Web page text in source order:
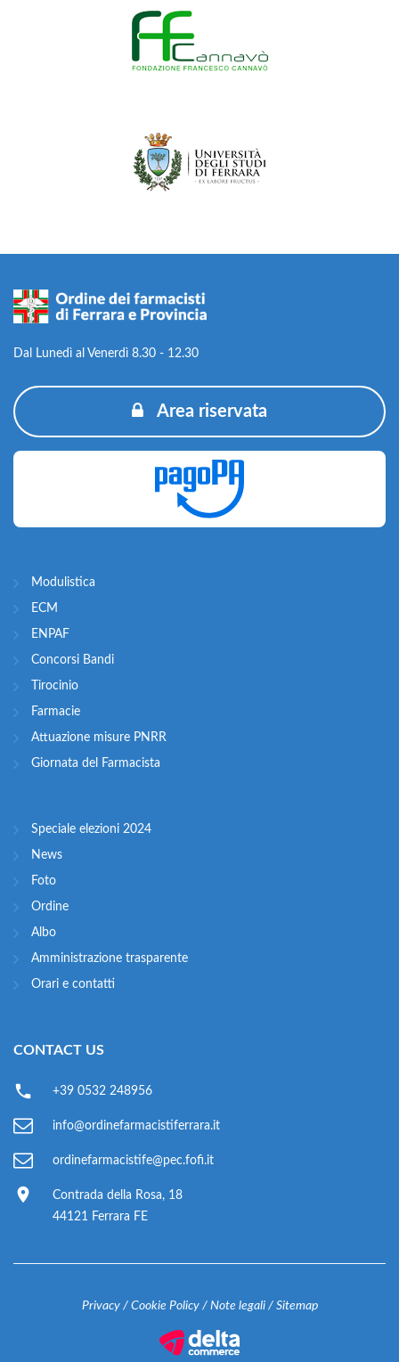
Dal Lunedì al Venerdì 8.30 - 12.30
Area riservata
Modulistica
ECM
ENPAF
Concorsi Bandi
Tirocinio
Farmacie
Attuazione misure PNRR
Giornata del Farmacista
Speciale elezioni 2024
News
Foto
Ordine
Albo
Amministrazione trasparente
Orari e contatti
CONTACT US
+39 0532 248956
info@ordinefarmacistiferrara.it
ordinefarmacistife@pec.fofi.it
Contrada della Rosa, 18
44121 Ferrara FE
Privacy/ Cookie Policy/ Note legali/ Sitemap